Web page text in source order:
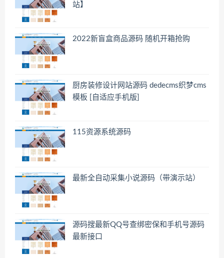
站】
2022新盲盒商品源码 随机开箱抢购
厨房装修设计网站源码 dedecms织梦cms
模板 [自适应手机版]
115资源系统源码
最新全自动采集小说源码（带演示站）
源码搜最新QQ号查绑密保和手机号源码
最新接口